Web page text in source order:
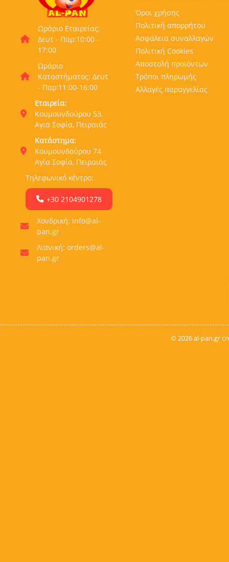
Ωράριο Εταιρείας:
Δευτ - Παρ:10:00 -
17:00
Ωράριο
Καταστήματος: Δευτ
- Παρ:11:00-16:00
Εταιρεία:
Κουμουνδούρου 53,
Αγια Σοφία, Πειραιάς
Κατάστημα:
Κουμουνδούρου 74
Αγία Σοφία, Πειραιάς
Τηλεφωνικό κέντρο:
+30 2104901278
Χονδρική: info@al-
pan.gr
Λιανική: orders@al-
pan.gr
Όροι χρήσης
Πολιτική απορρήτου
Ασφάλεια συναλλαγών
Πολιτική Cookies
Αποστολή προϊόντων
Τρόποι πληρωμής
Αλλαγές παραγγελίας
© 2026 al-pan.gr